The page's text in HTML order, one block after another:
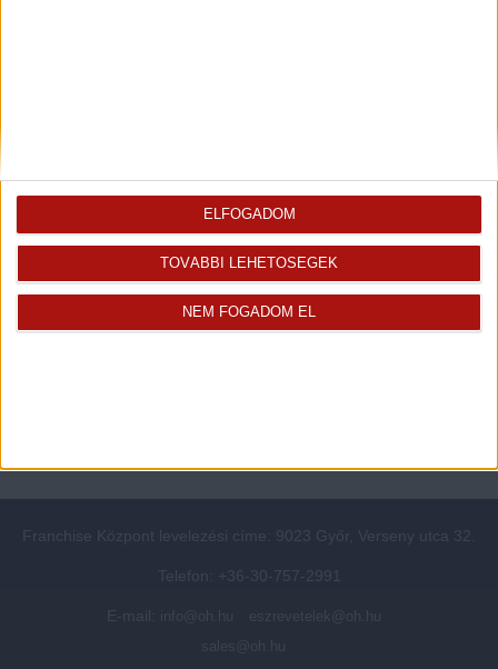
TOVÁBBI LEHETŐSÉGEK
NEM FOGADOM EL
ELFOGADOM
Rólunk
A központ munkatársai
Elégedett ügyfeleink mondták
Értékbecslés
Energetikai tanúsítvány
CSR
Elérhetőségeink
Adatvédelmi beállítások
Franchise Központ levelezési címe: 9023 Győr, Verseny utca 32.
Telefon: +36-30-757-2991
E-mail: info@oh.hu
eszrevetelek@oh.hu
sales@oh.hu